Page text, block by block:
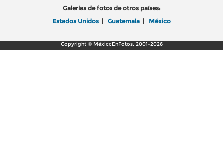
Galerías de fotos de otros países:
Estados Unidos | Guatemala | México
Copyright © MéxicoEnFotos, 2001-2026